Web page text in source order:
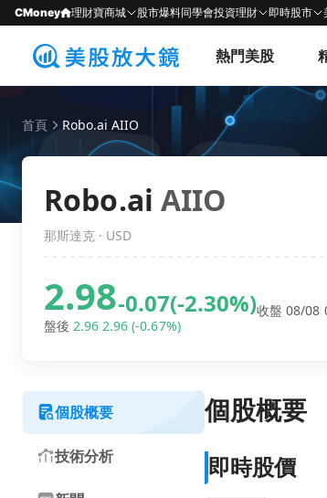
CMoney 理財寶商城 股市爆料同學會投資理財 即時股市
熱門美股
首頁 Robo.ai AIIO
Robo.ai AIIO
那斯達克 · USD
2.98-0.07(-2.30%)收盤 08/08
盤後2.962.96(-0.67%)
個股概要
技術分析
個股概要
即時股價